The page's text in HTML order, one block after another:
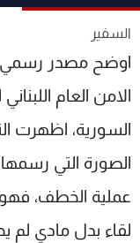
السفير
اوضح مصدر رسمي
الامن العام
السورية، اظهرت
الصورة التي
عملية الخطف،
لقاء بدل مادي لم
الترددات
عن MTV
لاعلاناتكم